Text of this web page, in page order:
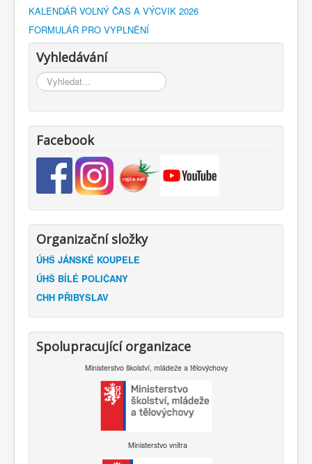
KALENDÁŘ VOLNÝ ČAS A VÝCVIK 2026
FORMULÁŘ PRO VYPLNĚNÍ
Vyhledávání
Vyhledávání...
Facebook
Organizační složky
ÚHŠ JÁNSKÉ KOUPELE
ÚHŠ BÍLÉ POLIČANY
CHH PŘIBYSLAV
Spolupracující organizace
Ministerstvo školství, mládeže a tělovýchovy
Ministerstvo vnitra